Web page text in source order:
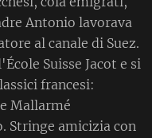
Antonio lavorava
al canale di Suez.
Suisse Jacot e si
francesi:
Mallarmé
Stringe amicizia con